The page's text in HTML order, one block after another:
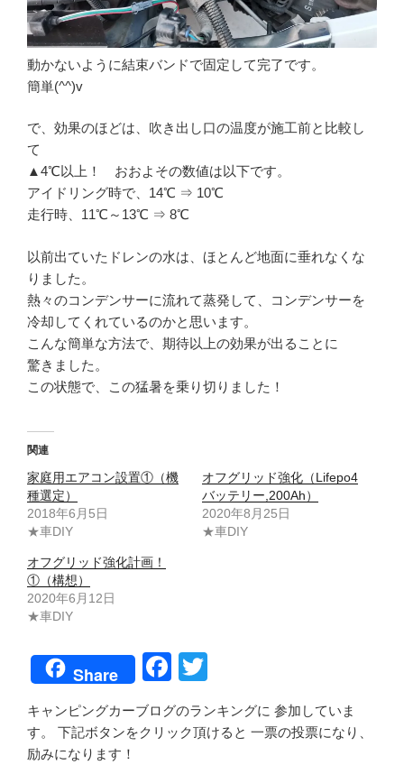
動かないように結束バンドで固定して完了です。
簡単(^^)v
で、効果のほどは、吹き出し口の温度が施工前と比較し
て
▲4℃以上！ おおよその数値は以下です。
アイドリング時で、14℃ ⇒ 10℃
走行時、11℃～13℃ ⇒ 8℃
以前出ていたドレンの水は、ほとんど地面に垂れなくな
りました。
熱々のコンデンサーに流れて蒸発して、コンデンサーを
冷却してくれているのかと思います。
こんな簡単な方法で、期待以上の効果が出ることに
驚きました。
この状態で、この猛暑を乗り切りました！
関連
家庭用エアコン設置①（機
種選定）
2018年6月5日
★車DIY
オフグリッド強化（Lifepo4
バッテリー,200Ah）
2020年8月25日
★車DIY
オフグリッド強化計画！
①（構想）
2020年6月12日
★車DIY
Share
F
a
c
tt
キャンピングカーブログのランキングに 参加していま
す。 下記ボタンをクリック頂けると 一票の投票になり、
励みになります！